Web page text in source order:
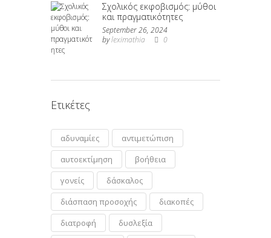
Σχολικός εκφοβισμός: μύθοι
και πραγματικότητες
September 26, 2024
byleximathia 0
Ετικέτες
αδυναμίες
αντιμετώπιση
αυτοεκτίμηση
βοήθεια
γονείς
δάσκαλος
διάσπαση προσοχής
διακοπές
διατροφή
δυσλεξία